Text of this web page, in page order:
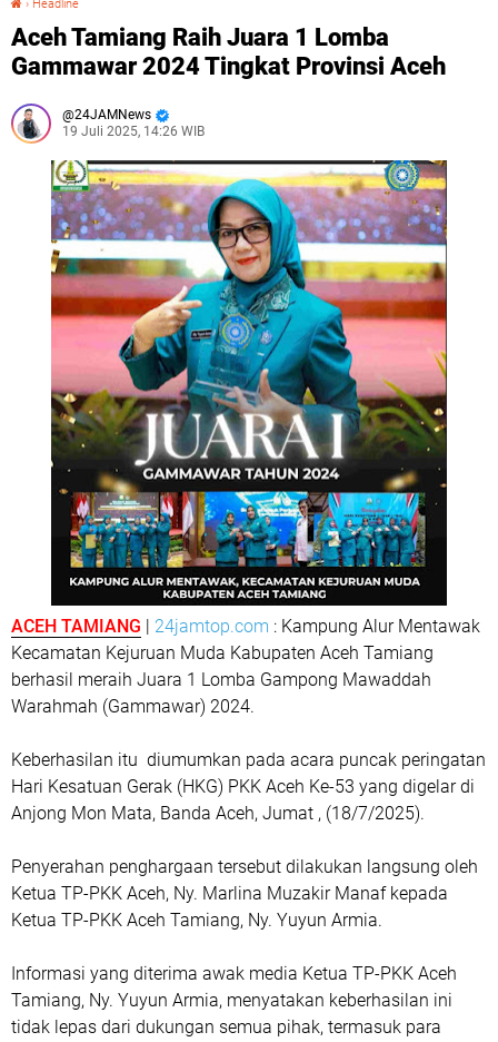
› Headline
Aceh Tamiang Raih Juara 1 Lomba
Gammawar 2024 Tingkat Provinsi Aceh
24JAMNews
19 Juli 2025, 14:26 WIB
ACEH TAMIANG | 24jamtop.com : Kampung Alur Mentawak
Kecamatan Kejuruan Muda Kabupaten Aceh Tamiang
berhasil meraih Juara 1 Lomba Gampong Mawaddah
Warahmah (Gammawar) 2024.
Keberhasilan itu diumumkan pada acara puncak peringatan
Hari Kesatuan Gerak (HKG) PKK Aceh Ke-53 yang digelar di
Anjong Mon Mata, Banda Aceh, Jumat , (18/7/2025).
Penyerahan penghargaan tersebut dilakukan langsung oleh
Ketua TP-PKK Aceh, Ny. Marlina Muzakir Manaf kepada
Ketua TP-PKK Aceh Tamiang, Ny. Yuyun Armia.
Informasi yang diterima awak media Ketua TP-PKK Aceh
Tamiang, Ny. Yuyun Armia, menyatakan keberhasilan ini
tidak lepas dari dukungan semua pihak, termasuk para